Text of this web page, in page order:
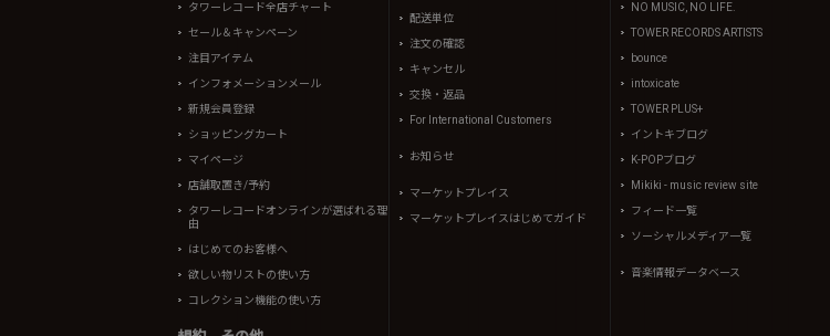
タワーレコード全店チャート
セール＆キャンペーン
注目アイテム
インフォメーションメール
新規会員登録
ショッピングカート
マイページ
店舗取置き/予約
タワーレコードオンラインが選ばれる理
由
はじめてのお客様へ
欲しい物リストの使い方
コレクション機能の使い方
配送単位
注文の確認
キャンセル
交換・返品
For International Customers
お知らせ
マーケットプレイス
マーケットプレイスはじめてガイド
NO MUSIC, NO LIFE.
TOWER RECORDS ARTISTS
bounce
intoxicate
TOWER PLUS+
イントキブログ
K-POPブログ
Mikiki - music review site
フィード一覧
ソーシャルメディア一覧
音楽情報データベース